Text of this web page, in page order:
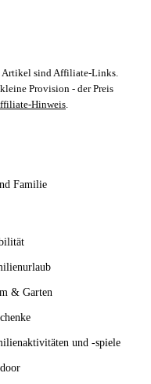
Artikel sind Affiliate-Links.
Provision - der Preis
Hinweis.
Familie
& Garten
und -spiele